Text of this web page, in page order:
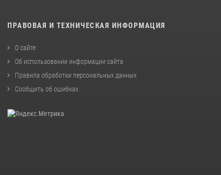
ПРАВОВАЯ И ТЕХНИЧЕСКАЯ ИНФОРМАЦИЯ
О сайте
Об использовании информации сайта
Правила обработки персональных данных
Сообщить об ошибках